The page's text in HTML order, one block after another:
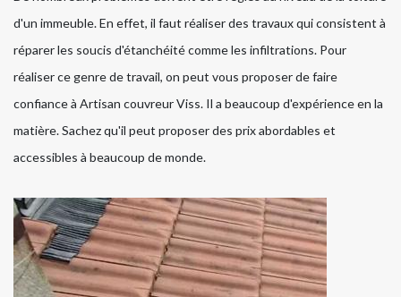
d'un immeuble. En effet, il faut réaliser des travaux qui consistent à
réparer les soucis d'étanchéité comme les infiltrations. Pour
réaliser ce genre de travail, on peut vous proposer de faire
confiance à Artisan couvreur Viss. Il a beaucoup d'expérience en la
matière. Sachez qu'il peut proposer des prix abordables et
accessibles à beaucoup de monde.